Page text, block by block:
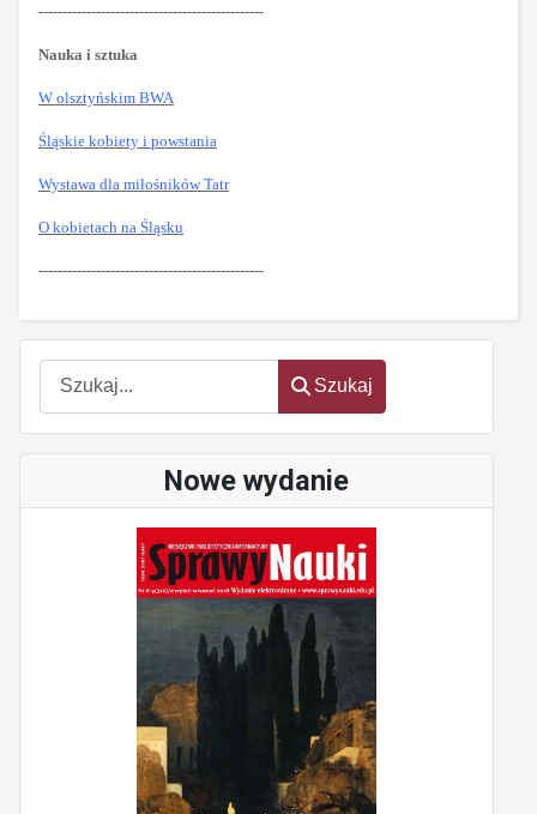
Szukaj
Szukaj
Nowe wydanie
-----------------------------------------------
Nauka i sztuka
W olsztyńskim BWA
Śląskie kobiety i powstania
Wystawa dla miłośników Tatr
O kobietach na Śląsku
-----------------------------------------------